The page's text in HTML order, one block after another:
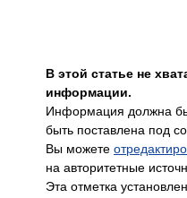
В этой статье не
информации.
Информация должна
быть поставлена под
Вы можете
на авторитетные
Эта отметка